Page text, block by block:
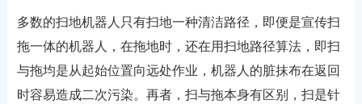
多数的扫地机器人只有扫地一种清洁路径，即便是宣传扫
拖一体的机器人，在拖地时，还在用扫地路径算法，即扫
与拖均是从起始位置向远处作业，机器人的脏抹布在返回
时容易造成二次污染。再者，扫与拖本身有区别，扫是针